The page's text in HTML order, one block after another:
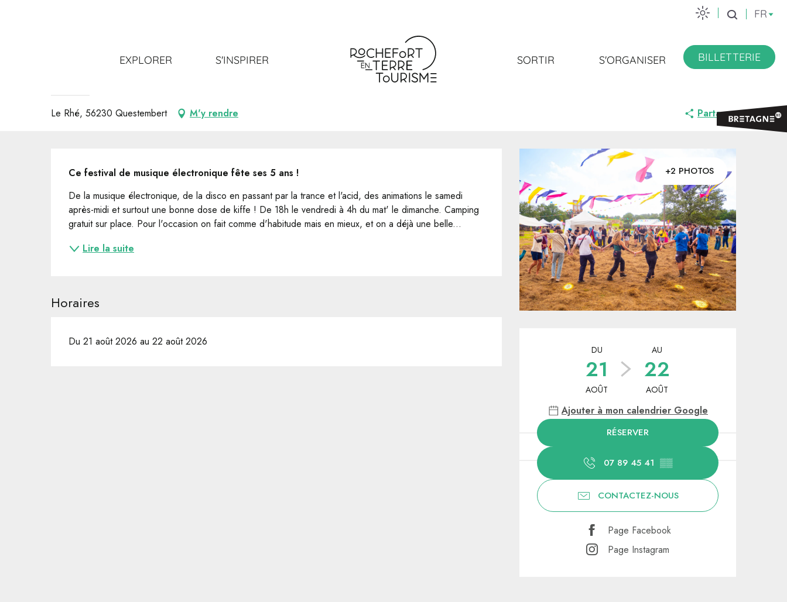
FR
BILLETTERIE
EXPLORER S'INSPIRER SORTIR S'ORGANISER
21 août > 22 août
Lieu-Dit Festival
Le Rhé, 56230 Questembert M'y rendre Partager
+2 PHOTOS
Ouverture et coordonnées
DU
21
AOÛT
AU
22
AOÛT
Ajouter à mon calendrier Google
RÉSERVER
07 89 45 41 ▒▒
CONTACTEZ-NOUS
Page Facebook
Page Instagram
Description
Ce festival de musique électronique fête ses 5 ans !
De la musique électronique, de la disco en passant par la trance et l'acid, des animations le samedi
après-midi et surtout une bonne dose de kiffe ! De 18h le vendredi à 4h du mat' le dimanche. Camping
gratuit sur place. Pour l'occasion on fait comme d'habitude mais en mieux, et on a déjà une belle...
Lire la suite
Horaires
Du 21 août 2026 au 22 août 2026